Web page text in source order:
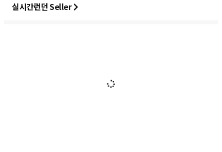
실시간런던 Seller